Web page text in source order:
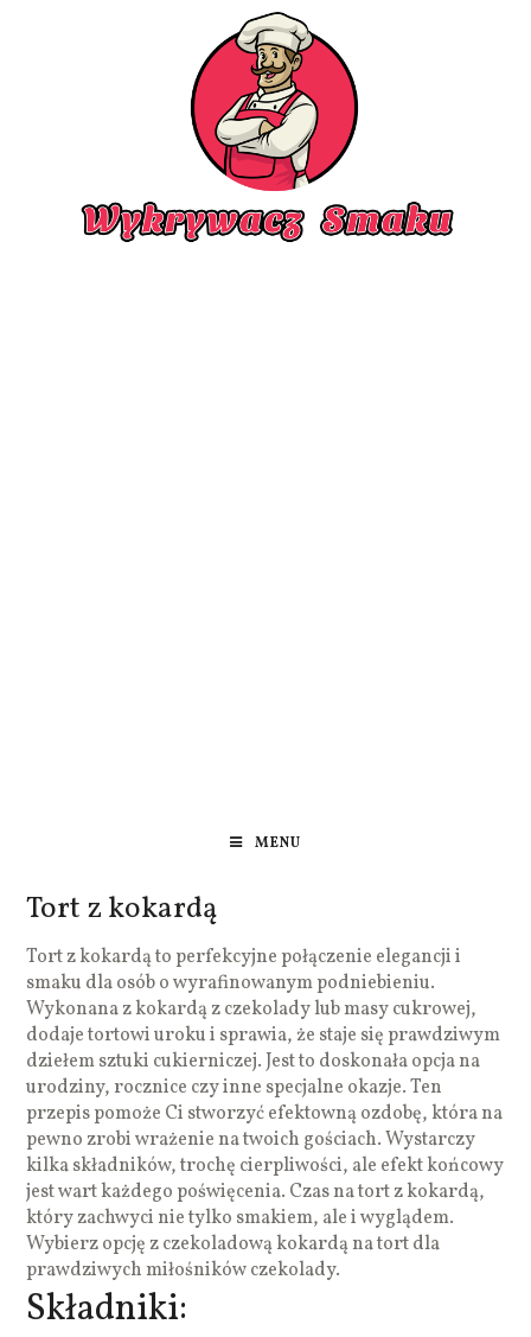
MENU
Tort z kokardą
Tort z kokardą to perfekcyjne połączenie elegancji i
smaku dla osób o wyrafinowanym podniebieniu.
Wykonana z kokardą z czekolady lub masy cukrowej,
dodaje tortowi uroku i sprawia, że staje się prawdziwym
dziełem sztuki cukierniczej. Jest to doskonała opcja na
urodziny, rocznice czy inne specjalne okazje. Ten
przepis pomoże Ci stworzyć efektowną ozdobę, która na
pewno zrobi wrażenie na twoich gościach. Wystarczy
kilka składników, trochę cierpliwości, ale efekt końcowy
jest wart każdego poświęcenia. Czas na tort z kokardą,
który zachwyci nie tylko smakiem, ale i wyglądem.
Wybierz opcję z czekoladową kokardą na tort dla
prawdziwych miłośników czekolady.
Składniki: